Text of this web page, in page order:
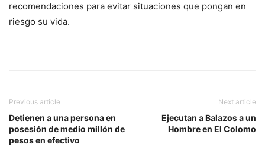
recomendaciones para evitar situaciones que pongan en
riesgo su vida.
Previous article
Detienen a una persona en
posesión de medio millón de
pesos en efectivo
Next article
Ejecutan a Balazos a un
Hombre en El Colomo